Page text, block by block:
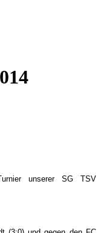
unserer SG TSV